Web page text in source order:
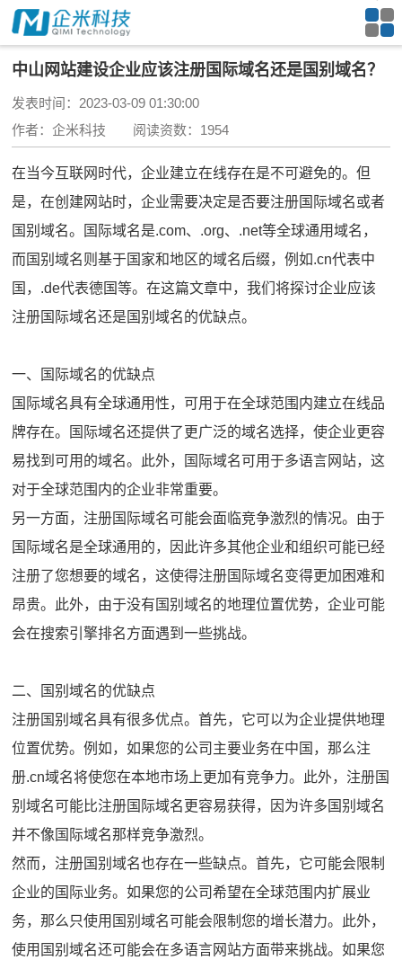
中山网站建设企业应该注册国际域名还是国别域名？
发表时间：2023-03-09 01:30:00
作者：企米科技 阅读资数：1954
在当今互联网时代，企业建立在线存在是不可避免的。但
是，在创建网站时，企业需要决定是否要注册国际域名或者
国别域名。国际域名是.com、.org、.net等全球通用域名，
而国别域名则基于国家和地区的域名后缀，例如.cn代表中
国，.de代表德国等。在这篇文章中，我们将探讨企业应该
注册国际域名还是国别域名的优缺点。
一、国际域名的优缺点
国际域名具有全球通用性，可用于在全球范围内建立在线品
牌存在。国际域名还提供了更广泛的域名选择，使企业更容
易找到可用的域名。此外，国际域名可用于多语言网站，这
对于全球范围内的企业非常重要。
另一方面，注册国际域名可能会面临竞争激烈的情况。由于
国际域名是全球通用的，因此许多其他企业和组织可能已经
注册了您想要的域名，这使得注册国际域名变得更加困难和
昂贵。此外，由于没有国别域名的地理位置优势，企业可能
会在搜索引擎排名方面遇到一些挑战。
二、国别域名的优缺点
注册国别域名具有很多优点。首先，它可以为企业提供地理
位置优势。例如，如果您的公司主要业务在中国，那么注
册.cn域名将使您在本地市场上更加有竞争力。此外，注册国
别域名可能比注册国际域名更容易获得，因为许多国别域名
并不像国际域名那样竞争激烈。
然而，注册国别域名也存在一些缺点。首先，它可能会限制
企业的国际业务。如果您的公司希望在全球范围内扩展业
务，那么只使用国别域名可能会限制您的增长潜力。此外，
使用国别域名还可能会在多语言网站方面带来挑战。如果您